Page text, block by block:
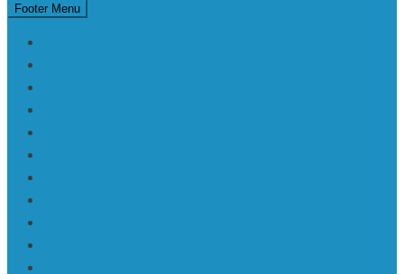
Footer Menu